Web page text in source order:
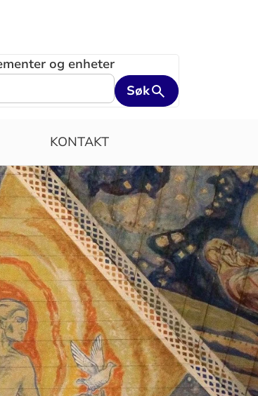
og enheter
Søk
KONTAKT